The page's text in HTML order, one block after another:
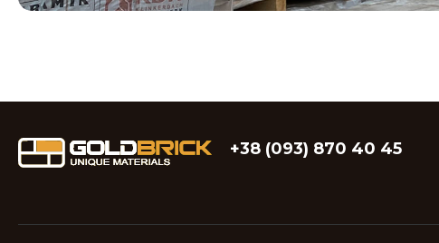
+38 (093) 870 40 45